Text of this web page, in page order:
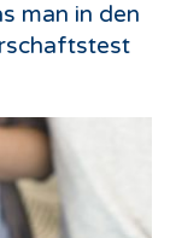
man in den